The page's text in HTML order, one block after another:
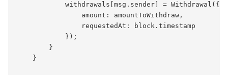
            withdrawals[msg.sender] = Withdrawal({
                amount: amountToWithdraw,
                requestedAt: block.timestamp
            });
        }
    }